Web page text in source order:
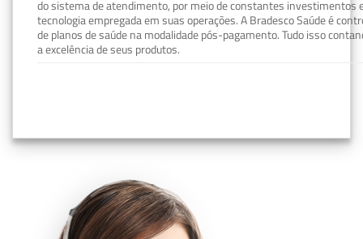
do sistema de atendimento, por meio de constantes investimentos
tecnologia empregada em suas operações. A Bradesco Saúde é
de planos de saúde na modalidade pós-pagamento. Tudo isso
a excelência de seus produtos.